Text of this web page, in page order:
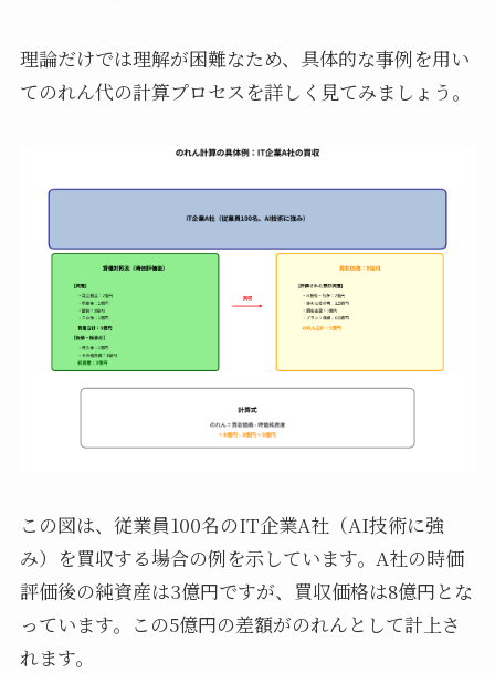
理論だけでは理解が困難なため、具体的な事例を用い
てのれん代の計算プロセスを詳しく見てみましょう。
この図は、従業員100名のIT企業A社（AI技術に強
み）を買収する場合の例を示しています。A社の時価
評価後の純資産は3億円ですが、買収価格は8億円とな
っています。この5億円の差額がのれんとして計上さ
れます。